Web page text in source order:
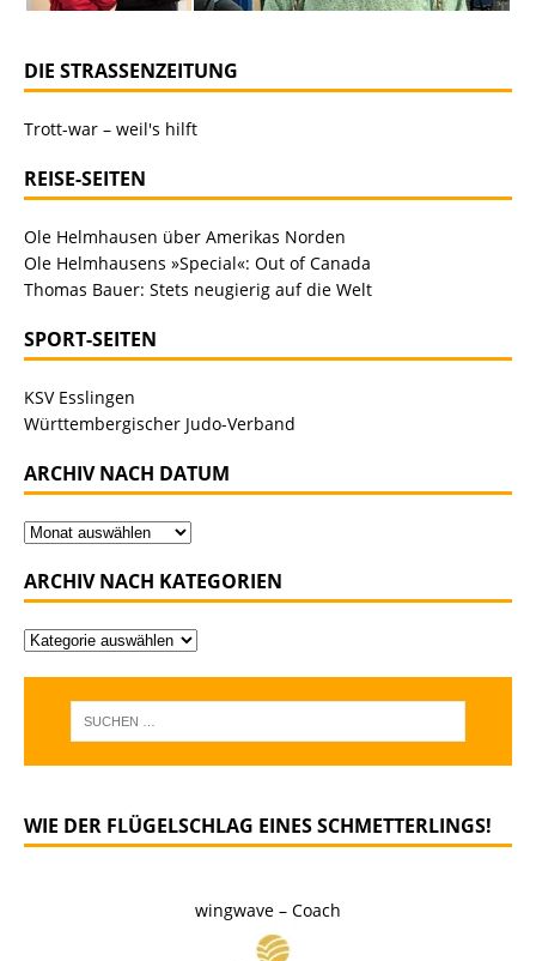
DIE STRASSENZEITUNG
Trott-war – weil's hilft
REISE-SEITEN
Ole Helmhausen über Amerikas Norden
Ole Helmhausens »Special«: Out of Canada
Thomas Bauer: Stets neugierig auf die Welt
SPORT-SEITEN
KSV Esslingen
Württembergischer Judo-Verband
ARCHIV NACH DATUM
ARCHIV NACH KATEGORIEN
WIE DER FLÜGELSCHLAG EINES SCHMETTERLINGS!
wingwave – Coach